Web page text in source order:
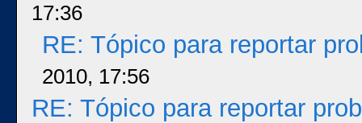
17:36
RE: Tópico para reportar
2010, 17:56
RE: Tópico para reportar